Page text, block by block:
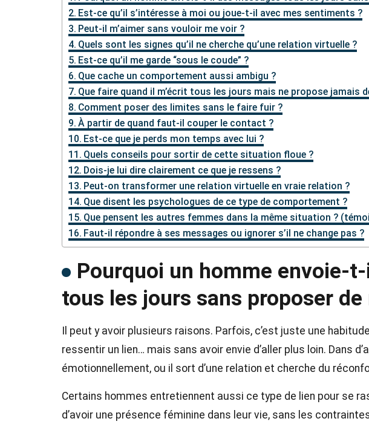
Est-ce qu’il s’intéresse à moi ou joue-t-il avec mes sentiments ?
Peut-il m’aimer sans vouloir me voir ?
Quels sont les signes qu’il ne cherche qu’une relation virtuelle ?
Est-ce qu’il me garde “sous le coude” ?
Que cache un comportement aussi ambigu ?
Que faire quand il m’écrit tous les jours mais ne propose jamais
Comment poser des limites sans le faire fuir ?
À partir de quand faut-il couper le contact ?
Est-ce que je perds mon temps avec lui ?
Quels conseils pour sortir de cette situation floue ?
Dois-je lui dire clairement ce que je ressens ?
Peut-on transformer une relation virtuelle en vraie relation ?
Que disent les psychologues de ce type de comportement ?
Que pensent les autres femmes dans la même situation ?
Faut-il répondre à ses messages ou ignorer s’il ne change pas ?
Pourquoi un homme envoie-
tous les jours sans proposer de
Il peut y avoir plusieurs raisons. Parfois, c’est juste une
ressentir un lien… mais sans avoir envie d’aller plus loin. Dans
émotionnellement, ou il sort d’une relation et cherche du
Certains hommes entretiennent aussi ce type de lien pour se
d’avoir une présence féminine dans leur vie, sans les